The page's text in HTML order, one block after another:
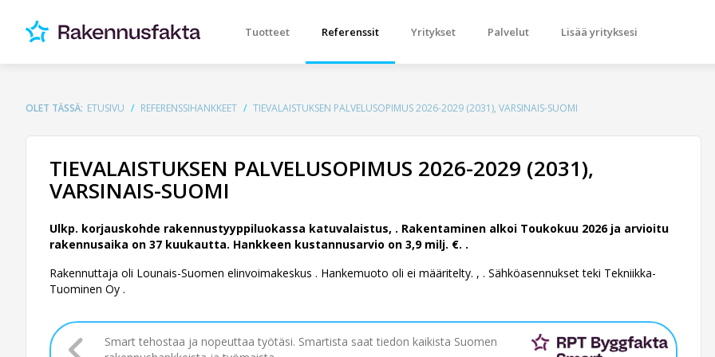
Tuotteet Referenssit Yritykset Palvelut Lisää yrityksesi
OLET TÄSSÄ: ETUSIVU REFERENSSIHANKKEET TIEVALAISTUKSEN PALVELUSOPIMUS 2026-2029 (2031), VARSINAIS-SUOMI
TIEVALAISTUKSEN PALVELUSOPIMUS 2026-2029 (2031),
VARSINAIS-SUOMI
Ulkp. korjauskohde rakennustyyppiluokassa katuvalaistus, . Rakentaminen alkoi Toukokuu 2026 ja arvioitu
rakennusaika on 37 kuukautta. Hankkeen kustannusarvio on 3,9 milj. €. .
Rakennuttaja oli Lounais-Suomen elinvoimakeskus . Hankemuoto oli ei määritelty. , . Sähköasennukset teki Tekniikka-
Tuominen Oy .
Smart tehostaa ja nopeuttaa työtäsi. Smartista saat tiedon kaikista Suomen